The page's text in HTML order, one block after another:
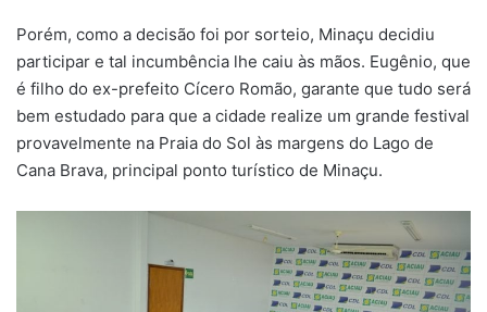
Porém, como a decisão foi por sorteio, Minaçu decidiu
participar e tal incumbência lhe caiu às mãos. Eugênio, que
é filho do ex-prefeito Cícero Romão, garante que tudo será
bem estudado para que a cidade realize um grande festival
provavelmente na Praia do Sol às margens do Lago de
Cana Brava, principal ponto turístico de Minaçu.